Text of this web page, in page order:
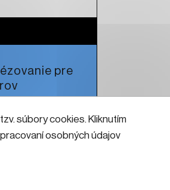
súbory cookies. Kliknutím
osobných údajov
pre